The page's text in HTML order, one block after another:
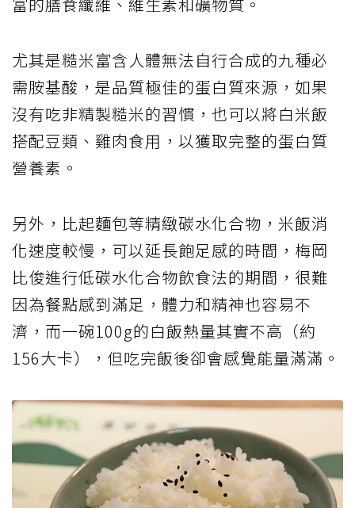
富的膳食纖維、維生素和礦物質。
尤其是糙米富含人體無法自行合成的九種必
需胺基酸，是品質極佳的蛋白質來源，如果
沒有吃非精製糙米的習慣，也可以將白米飯
搭配豆類、雞肉食用，以獲取完整的蛋白質
營養素。
另外，比起麵包等精緻碳水化合物，米飯消
化速度較慢，可以延長飽足感的時間，梅岡
比俊進行低碳水化合物飲食法的期間，很難
因為餐點感到滿足，體力和精神也容易不
濟，而一碗100g的白飯熱量其實不高（約
156大卡），但吃完飯後卻會感覺能量滿滿。